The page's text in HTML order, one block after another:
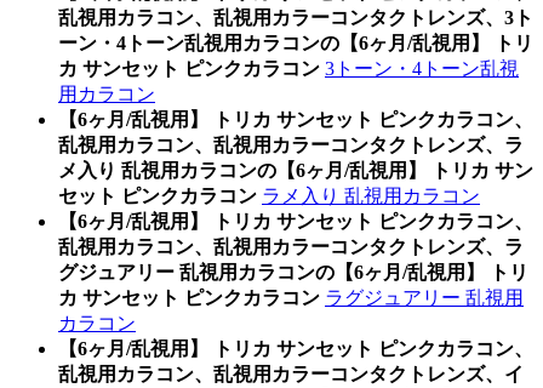
乱視用カラコン、乱視用カラーコンタクトレンズ、3ト
ーン・4トーン乱視用カラコンの【6ヶ月/乱視用】 トリ
カ サンセット ピンクカラコン 3トーン・4トーン乱視
用カラコン
【6ヶ月/乱視用】 トリカ サンセット ピンクカラコン、
乱視用カラコン、乱視用カラーコンタクトレンズ、ラ
メ入り 乱視用カラコンの【6ヶ月/乱視用】 トリカ サン
セット ピンクカラコン ラメ入り 乱視用カラコン
【6ヶ月/乱視用】 トリカ サンセット ピンクカラコン、
乱視用カラコン、乱視用カラーコンタクトレンズ、ラ
グジュアリー 乱視用カラコンの【6ヶ月/乱視用】 トリ
カ サンセット ピンクカラコン ラグジュアリー 乱視用
カラコン
【6ヶ月/乱視用】 トリカ サンセット ピンクカラコン、
乱視用カラコン、乱視用カラーコンタクトレンズ、イ